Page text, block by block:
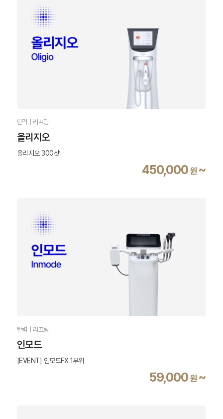
탄력｜리프팅
올리지오
올리지오 300샷
450,000 원 ~
탄력｜리프팅
인모드
[EVENT] 인모드FX 1부위
59,000 원 ~